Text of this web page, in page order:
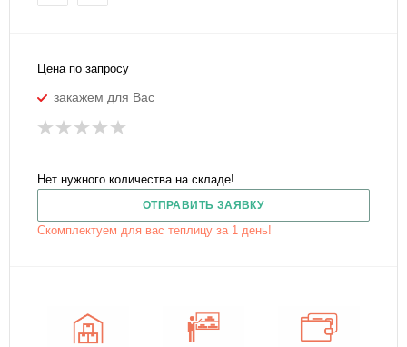
Цена по запросу
закажем для Вас
Нет нужного количества на складе!
ОТПРАВИТЬ ЗАЯВКУ
Скомплектуем для вас теплицу за 1 день!